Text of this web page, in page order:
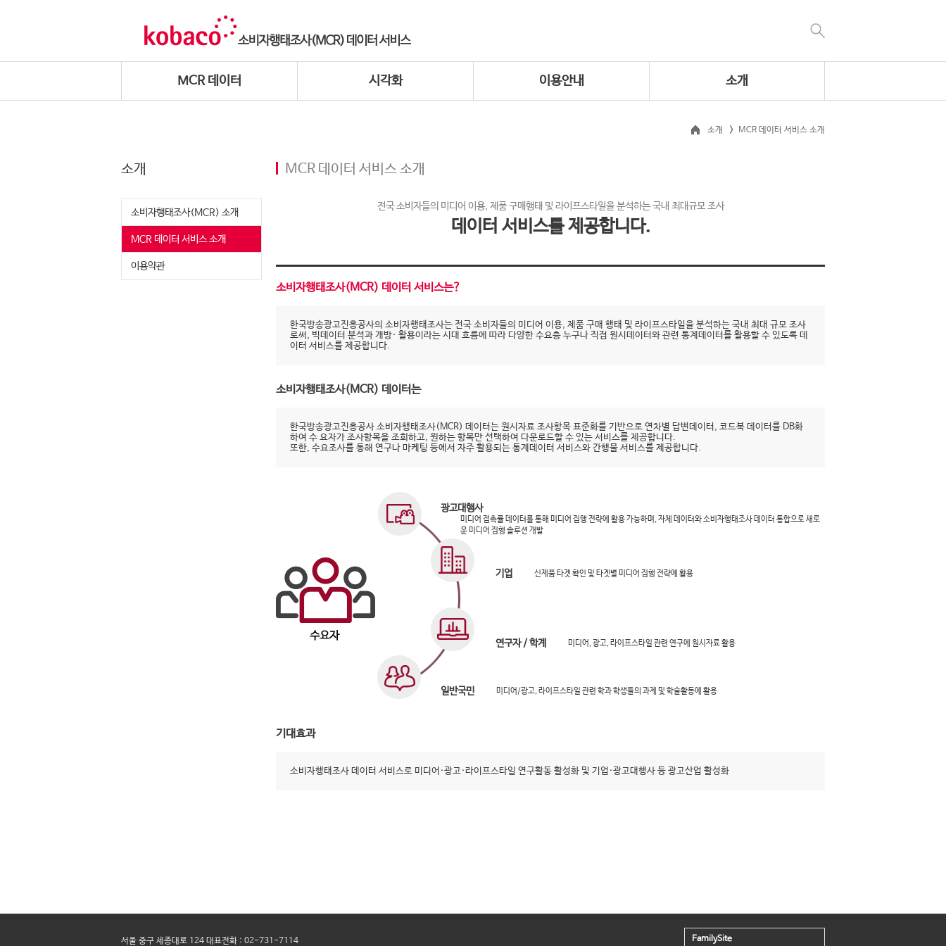
MCR 데이터 시각화 이용안내 소개
소개 MCR 데이터 서비스 소개
소개
소비자행태조사(MCR) 소개
MCR 데이터 서비스 소개
이용약관
MCR 데이터 서비스 소개
전국 소비자들의 미디어 이용, 제품 구매행태 및 라이프스타일을 분석하는 국내 최대규모 조사
데이터 서비스를 제공합니다.
소비자행태조사(MCR) 데이터 서비스는?
한국방송광고진흥공사의 소비자행태조사는 전국 소비자들의 미디어 이용, 제품 구매 행태 및 라이프스타일을 분석하는 국내 최대 규모 조사
로써, 빅데이터 분석과 개방· 활용이라는 시대 흐름에 따라 다양한 수요층 누구나 직접 원시데이터와 관련 통계데이터를 활용할 수 있도록 데
이터 서비스를 제공합니다.
소비자행태조사(MCR) 데이터는
한국방송광고진흥공사 소비자행태조사(MCR) 데이터는 원시자료 조사항목 표준화를 기반으로 연차별 답변데이터, 코드북 데이터를 DB화
하여 수 요자가 조사항목을 조회하고, 원하는 항목만 선택하여 다운로드할 수 있는 서비스를 제공합니다.
또한, 수요조사를 통해 연구나 마케팅 등에서 자주 활용되는 통계데이터 서비스와 간행물 서비스를 제공합니다.
광고대행사
미디어 접촉률 데이터를 통해 미디어 집행 전략에 활용 가능하며, 자체 데이터와 소비자행태조사 데이터 통합으로 새로
운 미디어 집행 솔루션 개발
기업 신제품 타겟 확인 및 타겟별 미디어 집행 전략에 활용
연구자 / 학계 미디어, 광고, 라이프스타일 관련 연구에 원시자료 활용
일반국민 미디어/광고, 라이프스타일 관련 학과 학생들의 과제 및 학술활동에 활용
기대효과
소비자행태조사 데이터 서비스로 미디어·광고·라이프스타일 연구활동 활성화 및 기업·광고대행사 등 광고산업 활성화
서울 중구 세종대로 124 대표전화 : 02-731-7114 FamilySite